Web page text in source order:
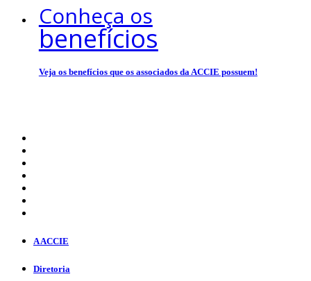
Conheça os
benefícios
Veja os benefícios que os associados da ACCIE possuem!
A ACCIE
Diretoria